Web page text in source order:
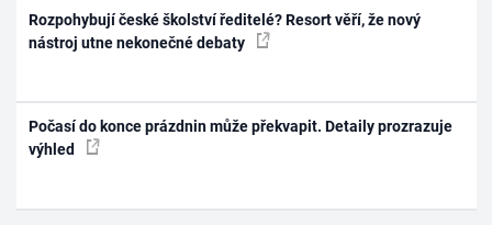
Rozpohybují české školství ředitelé? Resort věří, že nový
nástroj utne nekonečné debaty
Počasí do konce prázdnin může překvapit. Detaily prozrazuje
výhled